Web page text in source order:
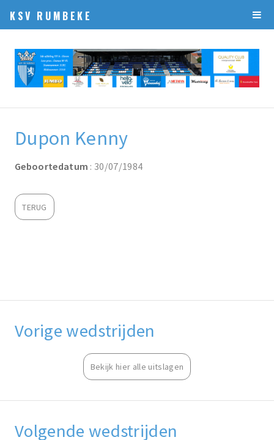
KSV RUMBEKE
Dupon Kenny
Geboortedatum : 30/07/1984
TERUG
Vorige wedstrijden
Bekijk hier alle uitslagen
Volgende wedstrijden